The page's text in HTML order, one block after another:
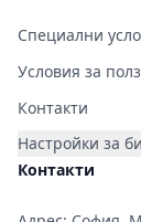
Специални
Условия за
Контакти
Настройки за
Контакти